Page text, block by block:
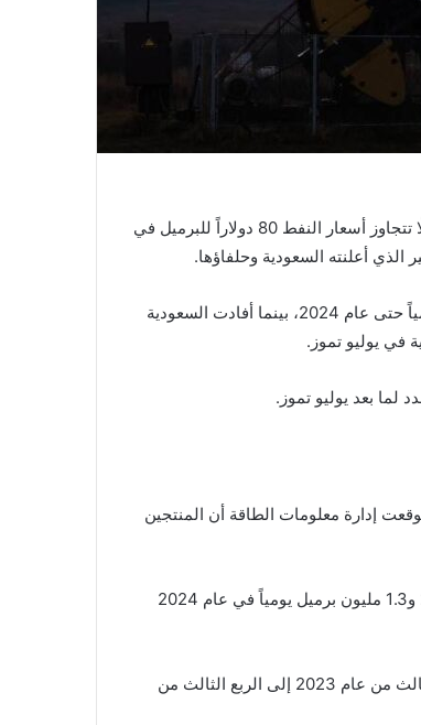
توقعت إدارة معلومات الطاقة الأميركية في أحدث توقعاتها القصيرة الأجل ألّا تتجاوز أسعار النفط 80 دولاراً للبرميل في
أعلنته السعودية وحلفاؤها.
وقرر أعضاء «أوبك بلاس» يوم الأحد تمديد خفض الإنتاج 1,4 مليون برميل يومياً حتى عام 2024، بينما أفادت السعودية
في يوليو تموز.
لما بعد يوليو تموز.
إدارة معلومات الطاقة أن المنتجين
وتنبأت الإدارة بزيادة في الإنتاج قدرها 1.5 مليون برميل يومياً في عام 2023 و1.3 مليون برميل يومياً في عام 2024
وتوقعت إدارة معلومات الطاقة سحب مخزونات النفط العالمية من الربع الثالث من عام 2023 إلى الربع الثالث من